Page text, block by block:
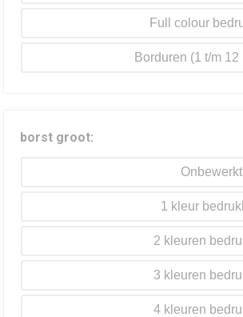
Borduren
Full colour
borst groot:
Onbewerkt
1
2
3
4